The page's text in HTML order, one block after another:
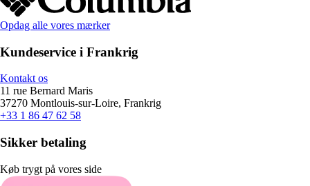
Opdag alle vores mærker
Kundeservice i Frankrig
Kontakt os
11 rue Bernard Maris
37270 Montlouis-sur-Loire, Frankrig
+33 1 86 47 62 58
Sikker betaling
Køb trygt på vores side